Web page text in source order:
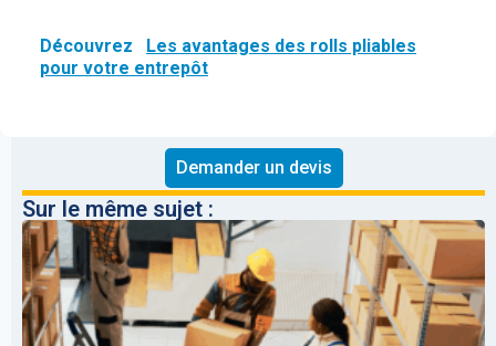
Découvrez
Les avantages des rolls pliables
pour votre entrepôt
Demander un devis
Sur le même sujet :